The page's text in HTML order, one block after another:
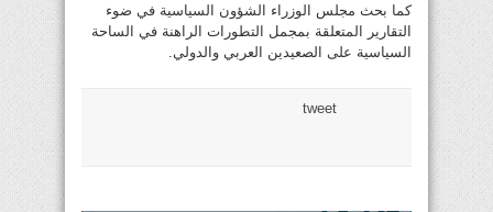
كما بحث مجلس الوزراء الشؤون السياسية في ضوء
التقارير المتعلقة بمجمل التطورات الراهنة في الساحة
السياسية على الصعيدين العربي والدولي.
tweet